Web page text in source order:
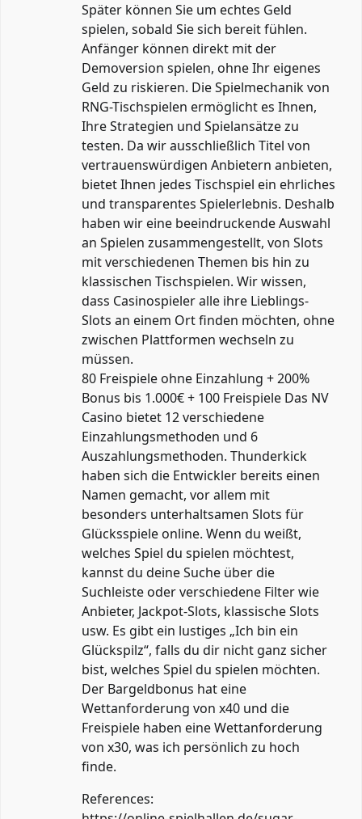
Später können Sie um echtes Geld
spielen, sobald Sie sich bereit fühlen.
Anfänger können direkt mit der
Demoversion spielen, ohne Ihr eigenes
Geld zu riskieren. Die Spielmechanik von
RNG-Tischspielen ermöglicht es Ihnen,
Ihre Strategien und Spielansätze zu
testen. Da wir ausschließlich Titel von
vertrauenswürdigen Anbietern anbieten,
bietet Ihnen jedes Tischspiel ein ehrliches
und transparentes Spielerlebnis. Deshalb
haben wir eine beeindruckende Auswahl
an Spielen zusammengestellt, von Slots
mit verschiedenen Themen bis hin zu
klassischen Tischspielen. Wir wissen,
dass Casinospieler alle ihre Lieblings-
Slots an einem Ort finden möchten, ohne
zwischen Plattformen wechseln zu
müssen.
80 Freispiele ohne Einzahlung + 200%
Bonus bis 1.000€ + 100 Freispiele Das NV
Casino bietet 12 verschiedene
Einzahlungsmethoden und 6
Auszahlungsmethoden. Thunderkick
haben sich die Entwickler bereits einen
Namen gemacht, vor allem mit
besonders unterhaltsamen Slots für
Glücksspiele online. Wenn du weißt,
welches Spiel du spielen möchtest,
kannst du deine Suche über die
Suchleiste oder verschiedene Filter wie
Anbieter, Jackpot-Slots, klassische Slots
usw. Es gibt ein lustiges „Ich bin ein
Glückspilz“, falls du dir nicht ganz sicher
bist, welches Spiel du spielen möchten.
Der Bargeldbonus hat eine
Wettanforderung von x40 und die
Freispiele haben eine Wettanforderung
von x30, was ich persönlich zu hoch
finde.
References: